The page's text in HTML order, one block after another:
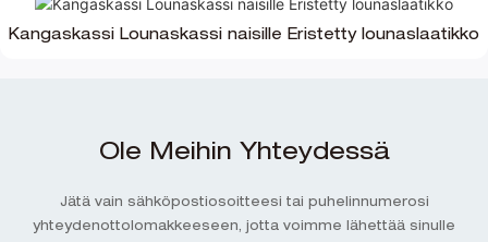
Kangaskassi Lounaskassi naisille Eristetty lounaslaatikko
Ole Meihin Yhteydessä
Jätä vain sähköpostiosoitteesi tai puhelinnumerosi
yhteydenottolomakkeeseen, jotta voimme lähettää sinulle